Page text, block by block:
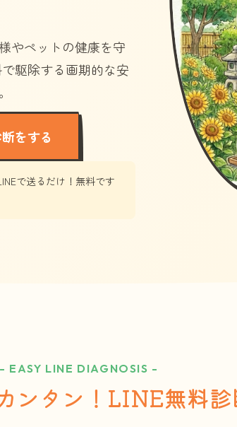
やペットの健康を守
駆除する画期的な安
をする
で送るだけ！無料です
- EASY LINE DIAGNOSIS -
ンタン！LINE無料